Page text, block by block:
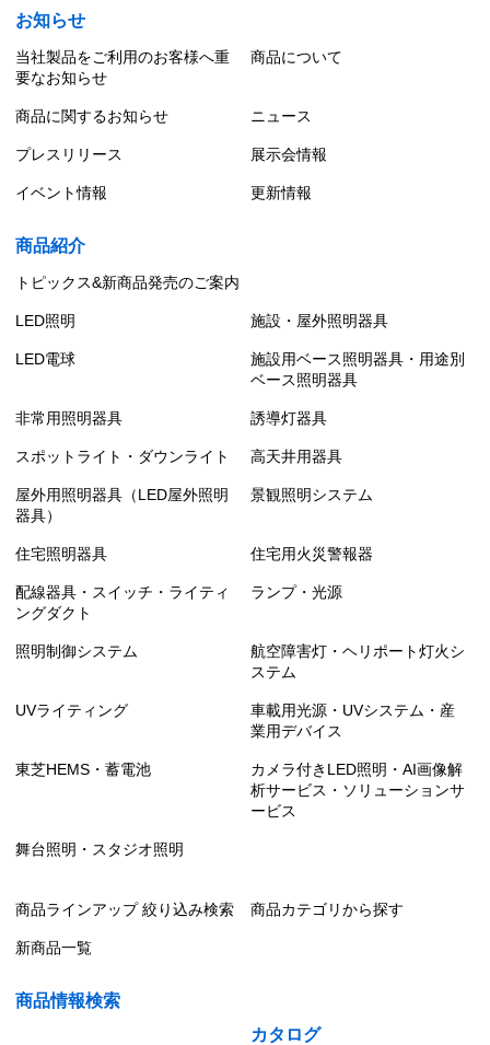
お知らせ
当社製品をご利用のお客様へ重
要なお知らせ
商品について
商品に関するお知らせ ニュース
プレスリリース 展示会情報
イベント情報 更新情報
商品紹介
トピックス&新商品発売のご案内
LED照明 施設・屋外照明器具
LED電球
施設用ベース照明器具・用途別
ベース照明器具
非常用照明器具 誘導灯器具
スポットライト・ダウンライト 高天井用器具
屋外用照明器具（LED屋外照明
器具）
景観照明システム
住宅照明器具 住宅用火災警報器
配線器具・スイッチ・ライティ
ングダクト
ランプ・光源
照明制御システム
航空障害灯・ヘリポート灯火シ
ステム
UVライティング
車載用光源・UVシステム・産
業用デバイス
東芝HEMS・蓄電池
カメラ付きLED照明・AI画像解
析サービス・ソリューションサ
ービス
舞台照明・スタジオ照明
商品ラインアップ 絞り込み検索 商品カテゴリから探す
新商品一覧
商品情報検索
カタログ